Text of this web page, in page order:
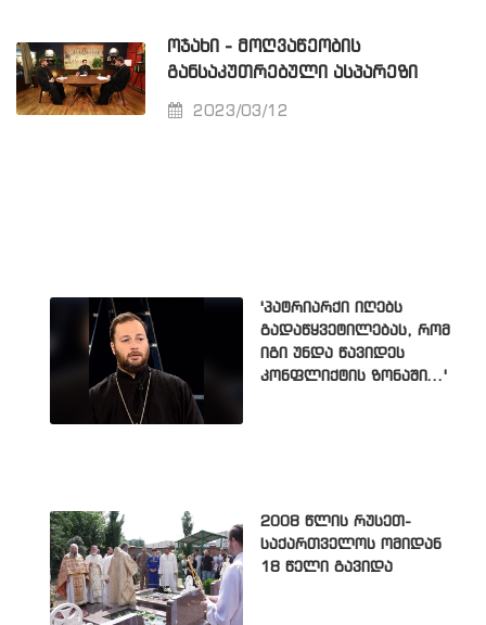
ᲝᲯᲐᲮᲘ - ᲛᲝᲦᲕᲐᲬᲔᲝᲑᲘᲡ
ᲒᲐᲜᲡᲐᲙᲣᲗᲠᲔᲑᲣᲚᲘ ᲐᲡᲞᲐᲠᲔᲖᲘ
2023/03/12
'პატრიარქი იღებს
გადაწყვეტილებას, რომ
იგი უნდა წავიდეს
კონფლიქტის ზონაში...'
2008 წლის რუსეთ-
საქართველოს ომიდან
18 წელი გავიდა